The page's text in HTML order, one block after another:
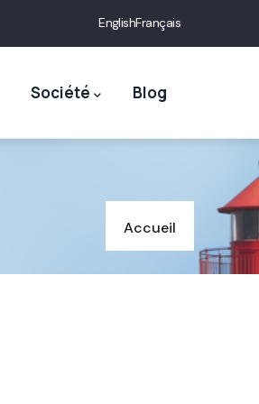
EnglishFrançais
Société Blog
Accueil